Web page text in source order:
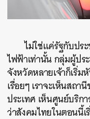
ไม่ใช่แค่รัฐกับปร
ไฟฟ้าเท่านั้น กลุ่มผู้ปร
จังหวัดหลายเจ้าก็เริ่
เรื่อยๆ เราจะเห็นสถ
ประเทศ เห็นศูนย์บริก
ว่าสังคมไทยในตอนนี้